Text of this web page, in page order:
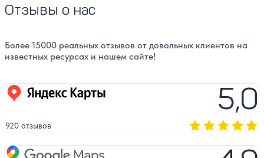
Отзывы о нас
Более 15000 реальных отзывов от довольных клиентов на
известных ресурсах и нашем сайте!
Яндекс карты 5,0
920 отзывов
Google Maps